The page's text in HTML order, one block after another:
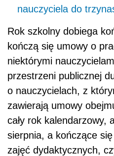
nauczyciela do
Rok szkolny dobiega
kończą się umowy o
niektórymi
przestrzeni publicznej
o nauczycielach, z
zawierają umowy
cały rok kalendarzowy,
sierpnia, a kończące
zajęć dydaktycznych,